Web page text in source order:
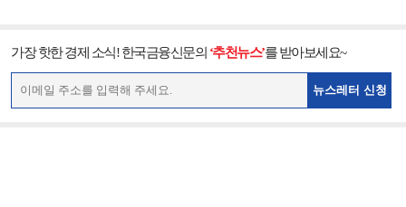
가장 핫한 경제 소식! 한국금융신문의 ‘추천뉴스’를 받아보세요~
뉴스레터 신청